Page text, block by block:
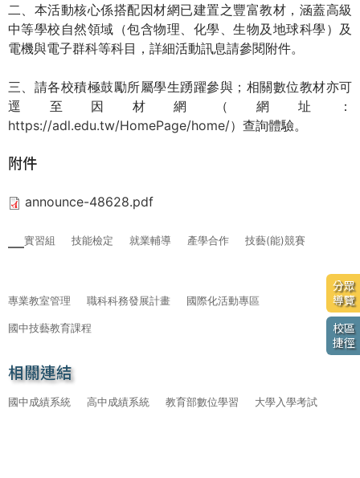
二、本活動核心係搭配因材網已建置之豐富教材，涵蓋高級
中等學校自然領域（包含物理、化學、生物及地球科學）及
電機與電子群科等科目，詳細活動訊息請參閱附件。
三、請各校積極鼓勵所屬學生踴躍參與；相關數位教材亦可
逕至因材網（網址：
https://adl.edu.tw/HomePage/home/）查詢體驗。
附件
announce-48628.pdf
分眾
導覽
校區
捷徑
實習組 技能檢定 就業輔導 產學合作 技藝(能)競賽
專業教室管理 職科科務發展計畫 國際化活動專區
國中技藝教育課程
相關連結
國中成績系統 高中成績系統 教育部數位學習 大學入學考試